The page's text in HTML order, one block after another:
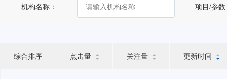
机构名称： 项目/参
综合排序 点击量 关注量 更新时间